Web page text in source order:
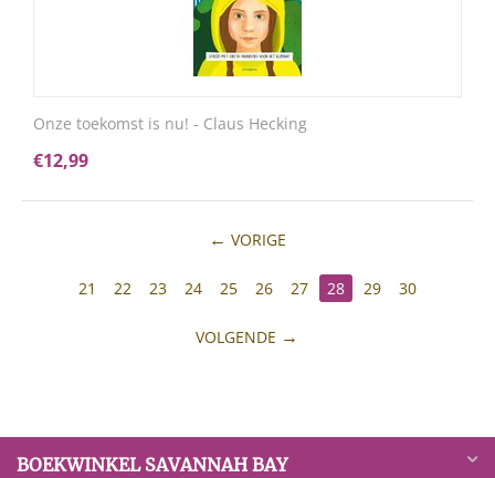
Onze toekomst is nu! - Claus Hecking
€12,99
VORIGE
21 22 23 24 25 26 27 28 29 30
VOLGENDE
BOEKWINKEL SAVANNAH BAY